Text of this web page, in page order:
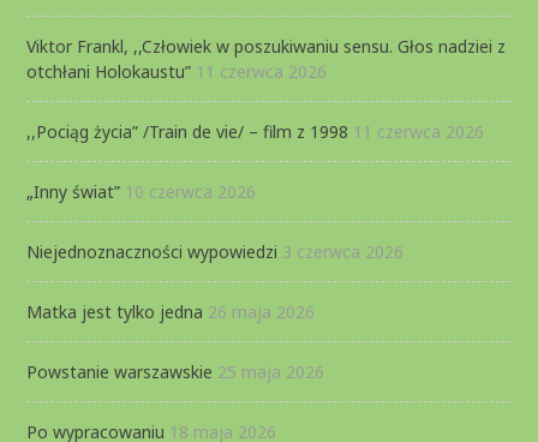
Viktor Frankl, ,,Człowiek w poszukiwaniu sensu. Głos nadziei z
otchłani Holokaustu” 11 czerwca 2026
,,Pociąg życia” /Train de vie/ – film z 1998 11 czerwca 2026
„Inny świat” 10 czerwca 2026
Niejednoznaczności wypowiedzi 3 czerwca 2026
Matka jest tylko jedna 26 maja 2026
Powstanie warszawskie 25 maja 2026
Po wypracowaniu 18 maja 2026